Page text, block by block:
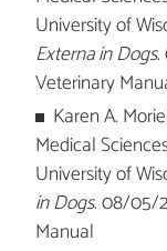
University of
Externa in Dogs.
Veterinary
Karen A.
Medical
University of
in Dogs. 08/05/
Manual